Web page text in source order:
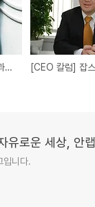
[CEO 칼럼] 기업이 수학·과학자 영입하는 시대
유로운 세상, 안랩
입니다.